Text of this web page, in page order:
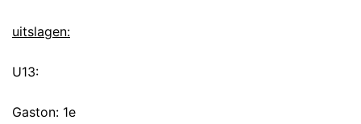
uitslagen:
U13:
Gaston: 1e